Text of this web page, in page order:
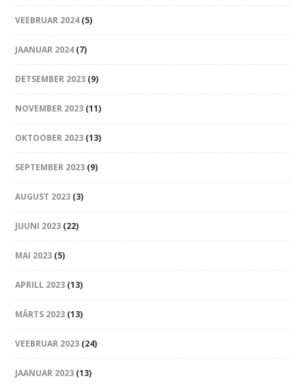
VEEBRUAR 2024 (5)
JAANUAR 2024 (7)
DETSEMBER 2023 (9)
NOVEMBER 2023 (11)
OKTOOBER 2023 (13)
SEPTEMBER 2023 (9)
AUGUST 2023 (3)
JUUNI 2023 (22)
MAI 2023 (5)
APRILL 2023 (13)
MÄRTS 2023 (13)
VEEBRUAR 2023 (24)
JAANUAR 2023 (13)